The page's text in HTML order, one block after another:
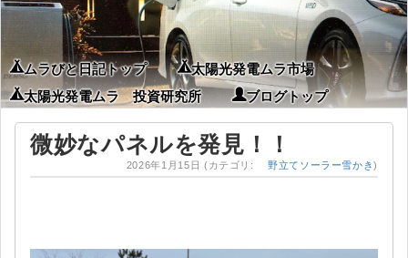
ムラびと日記トップ
太陽光発電ムラ市場
太陽光発電ムラ 投資研究所
ブログトップ
微妙なパネルを発見！！
2026年1月15日 (カテゴリ: 野立てソーラー雪かき)